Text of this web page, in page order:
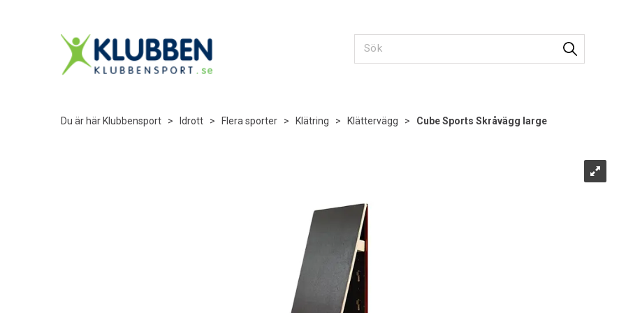
Du är här Klubbensport > Idrott > Flera sporter > Klätring > Klättervägg > Cube Sports Skråvägg large